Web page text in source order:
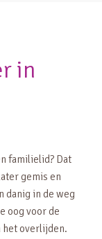
in
familielid? Dat
gemis en
danig in de weg
oog voor de
het overlijden.